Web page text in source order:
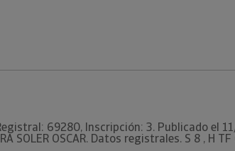
69280, Inscripción: 3. Publicado el
SOLER OSCAR. Datos registrales. S 8 , H